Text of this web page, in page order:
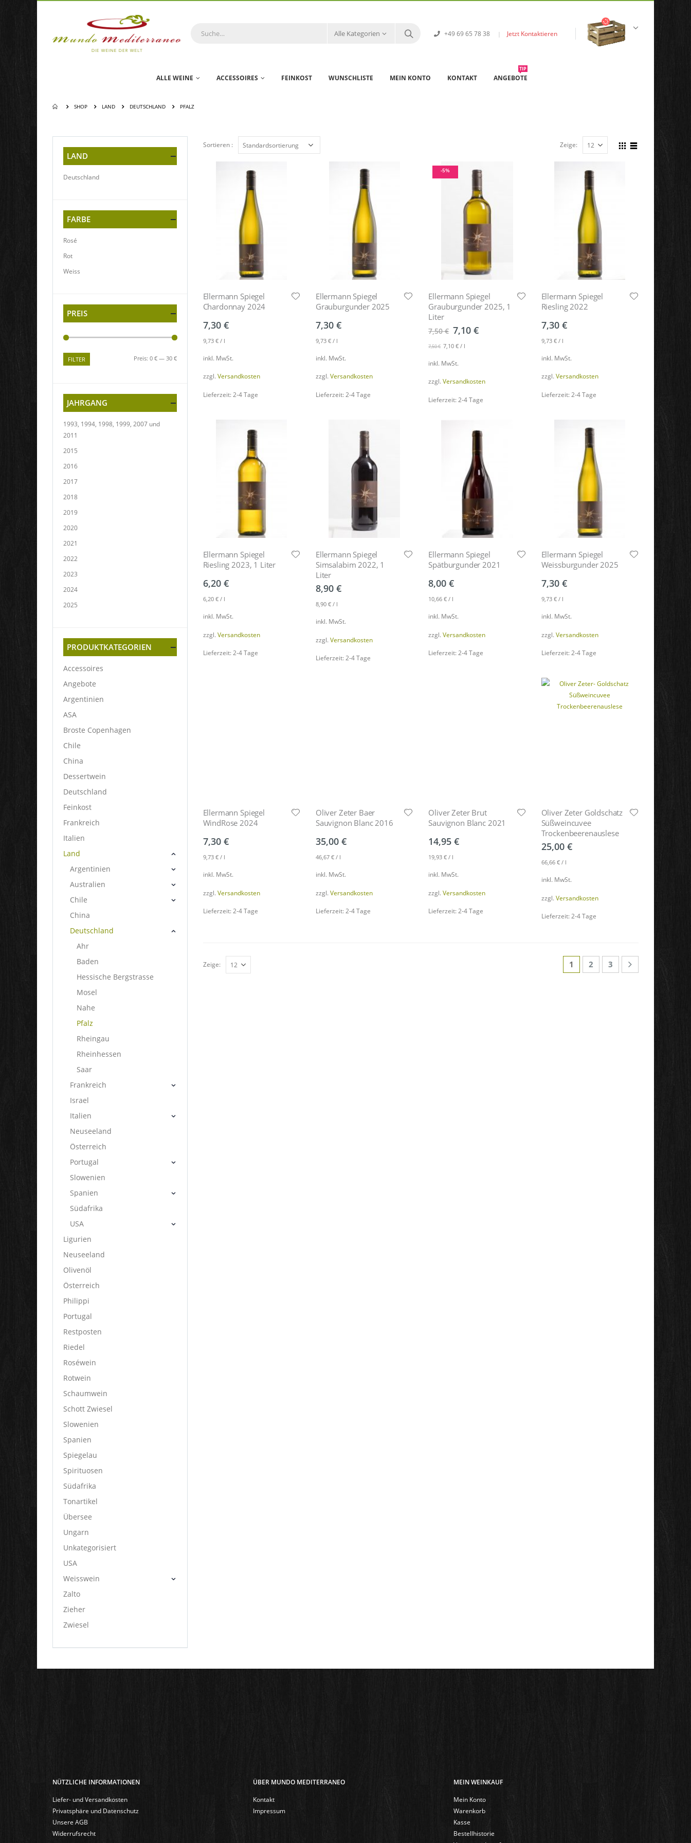
Alle Kategorien +49 69 65 78 38 | Jetzt Kontaktieren
ALLE WEINE ACCESSOIRES FEINKOST WUNSCHLISTE MEIN KONTO KONTAKT ANGEBOTE
TIP
SHOP LAND DEUTSCHLAND PFALZ
Sortieren : Zeige:
Ellermann Spiegel
Chardonnay 2024
7,30 €
9,73 €/ l
inkl. MwSt.
zzgl. Versandkosten
Lieferzeit: 2-4 Tage
Ellermann Spiegel
Grauburgunder 2025
7,30 €
9,73 €/ l
inkl. MwSt.
zzgl. Versandkosten
Lieferzeit: 2-4 Tage
-5%
Ellermann Spiegel
Grauburgunder 2025, 1
Liter
7,50€ 7,10€
7,50€ 7,10€ / l
inkl. MwSt.
zzgl.Versandkosten
Lieferzeit: 2-4 Tage
Ellermann Spiegel
Riesling 2022
7,30 €
9,73 €/ l
inkl. MwSt.
zzgl. Versandkosten
Lieferzeit: 2-4 Tage
Ellermann Spiegel
Riesling 2023, 1 Liter
6,20 €
6,20 €/ l
inkl. MwSt.
zzgl. Versandkosten
Lieferzeit: 2-4 Tage
Ellermann Spiegel
Simsalabim 2022, 1
Liter
8,90 €
8,90 €/ l
inkl. MwSt.
zzgl. Versandkosten
Lieferzeit: 2-4 Tage
Ellermann Spiegel
Spätburgunder 2021
8,00€
10,66€ / l
inkl. MwSt.
zzgl.Versandkosten
Lieferzeit: 2-4 Tage
Ellermann Spiegel
Weissburgunder 2025
7,30 €
9,73 €/ l
inkl. MwSt.
zzgl. Versandkosten
Lieferzeit: 2-4 Tage
Ellermann Spiegel
WindRose 2024
7,30 €
9,73 €/ l
inkl. MwSt.
zzgl. Versandkosten
Lieferzeit: 2-4 Tage
Oliver Zeter Baer
Sauvignon Blanc 2016
35,00 €
46,67 €/ l
inkl. MwSt.
zzgl. Versandkosten
Lieferzeit: 2-4 Tage
Oliver Zeter Brut
Sauvignon Blanc 2021
14,95€
19,93€ / l
inkl. MwSt.
zzgl.Versandkosten
Lieferzeit: 2-4 Tage
Oliver Zeter Goldschatz
Süßweincuvee
Trockenbeerenauslese
25,00 €
66,66 €/ l
inkl. MwSt.
zzgl. Versandkosten
Lieferzeit: 2-4 Tage
Zeige: 1 2 3
LAND
Deutschland
FARBE
Rosé
Rot
Weiss
PREIS
FILTER Preis: 0 €— 30 €
JAHRGANG
1993, 1994, 1998, 1999, 2007 und
2011
2015
2016
2017
2018
2019
2020
2021
2022
2023
2024
2025
PRODUKTKATEGORIEN
Accessoires
Angebote
Argentinien
ASA
Broste Copenhagen
Chile
China
Dessertwein
Deutschland
Feinkost
Frankreich
Italien
Land
Argentinien
Australien
Chile
China
Deutschland
Ahr
Baden
Hessische Bergstrasse
Mosel
Nahe
Pfalz
Rheingau
Rheinhessen
Saar
Frankreich
Israel
Italien
Neuseeland
Österreich
Portugal
Slowenien
Spanien
Südafrika
USA
Ligurien
Neuseeland
Olivenöl
Österreich
Philippi
Portugal
Restposten
Riedel
Roséwein
Rotwein
Schaumwein
Schott Zwiesel
Slowenien
Spanien
Spiegelau
Spirituosen
Südafrika
Tonartikel
Übersee
Ungarn
Unkategorisiert
USA
Weisswein
Zalto
Zieher
Zwiesel
NÜTZLICHE INFORMATIONEN
Liefer- und Versandkosten
Privatsphäre und Datenschutz
Unsere AGB
Widerrufsrecht
ÜBER MUNDO MEDITERRANEO
Kontakt
Impressum
MEIN WEINKAUF
Mein Konto
Warenkorb
Kasse
Bestellhistorie